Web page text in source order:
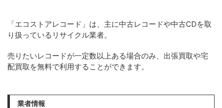
「エコストアレコード」は、主に中古レコードや中古CDを取
り扱っているリサイクル業者。
売りたいレコードが一定数以上ある場合のみ、出張買取や宅
配買取を無料で利用することができます。
業者情報